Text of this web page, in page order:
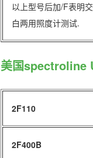
以上型号后加/F表明
白两用照度计测试.
美国spectroline
2F110
2F400B